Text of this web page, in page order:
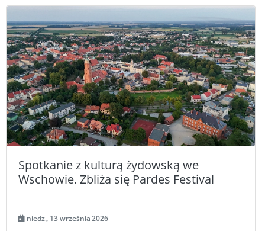
Spotkanie z kulturą żydowską we
Wschowie. Zbliża się Pardes Festival
niedz., 13 września 2026